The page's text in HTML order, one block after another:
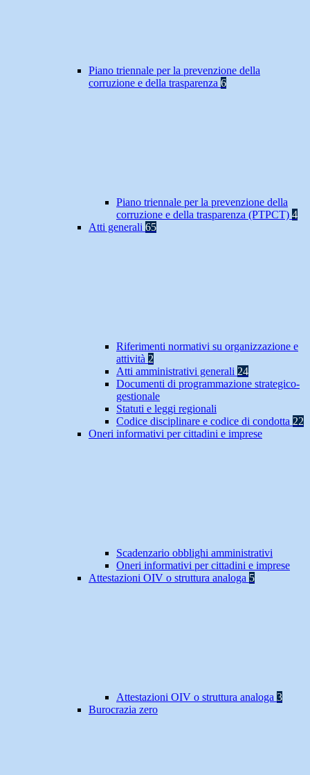
Piano triennale per la prevenzione della
corruzione e della trasparenza 6
Piano triennale per la prevenzione della
corruzione e della trasparenza (PTPCT) 4
Atti generali 65
Riferimenti normativi su organizzazione e
attività 2
Atti amministrativi generali 24
Documenti di programmazione strategico-
gestionale
Statuti e leggi regionali
Codice disciplinare e codice di condotta 22
Oneri informativi per cittadini e imprese
Scadenzario obblighi amministrativi
Oneri informativi per cittadini e imprese
Attestazioni OIV o struttura analoga 5
Attestazioni OIV o struttura analoga 3
Burocrazia zero